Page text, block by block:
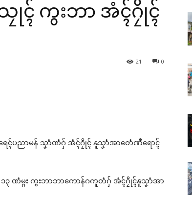
ၚ် ကွးဘာ အံၚ်ဂၠိုၚ်
0
21
ပညာမန် သၞာံဏံဂှ် အံၚ်ဂၠိုၚ် နူသၞာံအာတေံဏီရောၚ်
ဏံမ္ဂး ကွးဘာဘာကောန်ဂကူတံဂှ် အံၚ်ဂၠိုၚ်နူသၞာံအာ